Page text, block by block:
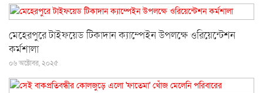
মেহেরপুরে টাইফয়েড টিকাদান ক্যাম্পেইন উপলক্ষে ওরিয়েন্টেশন
কর্মশালা
০৬ অক্টোবর, ২০২৫